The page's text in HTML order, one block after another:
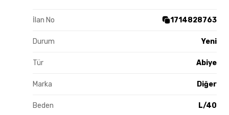
İlan No 1714828763
Durum Yeni
Tür Abiye
Marka Diğer
Beden L/40